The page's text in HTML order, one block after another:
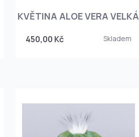
KVĚTINA ALOE VERA VELKÁ
450,00 Kč Skladem